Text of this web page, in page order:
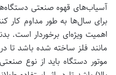
آسیاب‌های قهوه صنعتی
برای سال‌ها به طور مداوم کار
اهمیت ویژه‌ای برخوردار است.
مانند فلز ساخته شده باشد تا